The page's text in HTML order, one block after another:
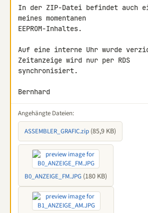
In der ZIP-Datei befindet auch
meines momentanen
EEPROM-Inhaltes.
Auf eine interne Uhr wurde
Zeitanzeige wird nur per RDS
synchronisiert.
Bernhard
Angehängte Dateien:
ASSEMBLER_GRAFIC.zip (85,9 KB)
B0_ANZEIGE_FM.JPG (180 KB)